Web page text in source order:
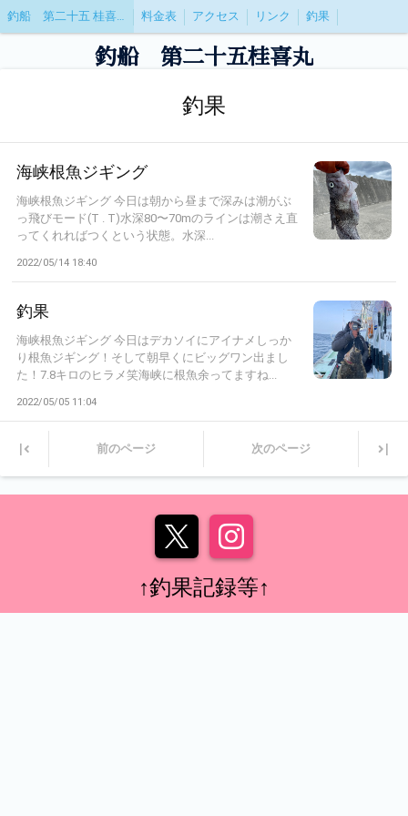
釣船 第二十五 桂喜丸(けいきまる) 料金表 アクセス リンク 釣果
釣船 第二十五桂喜丸
釣果
海峡根魚ジギング
海峡根魚ジギング 今日は朝から昼まで深みは潮がぶ
っ飛びモード(T . T)水深80〜70mのラインは潮さえ直
ってくれればつくという状態。水深...
2022/05/14 18:40
釣果
海峡根魚ジギング 今日はデカソイにアイナメしっか
り根魚ジギング！そして朝早くにビッグワン出まし
た！7.8キロのヒラメ笑海峡に根魚余ってますね...
2022/05/05 11:04
| 前のページ 次のページ |
↑釣果記録等↑